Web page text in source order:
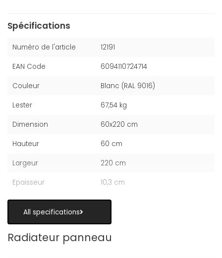
Spécifications
Numéro de l'article 12191
EAN Code 6094110724714
Couleur Blanc (RAL 9016)
Lester 67,54 kg
Dimension 60x220 cm
Hauteur 60 cm
Largeur 220 cm
Epaisseur 10,3 cm
All specifications
Radiateur panneau